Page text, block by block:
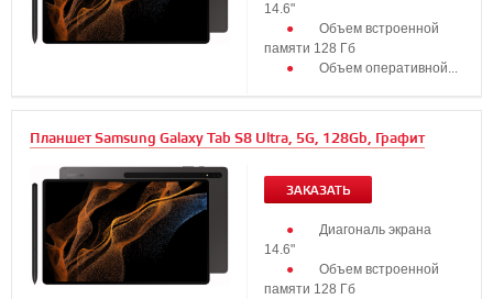
14.6"
Объем встроенной
памяти 128 Гб
Объем оперативной...
Планшет Samsung Galaxy Tab S8 Ultra, 5G, 128Gb, Графит
ЗАКАЗАТЬ
Диагональ экрана
14.6"
Объем встроенной
памяти 128 Гб